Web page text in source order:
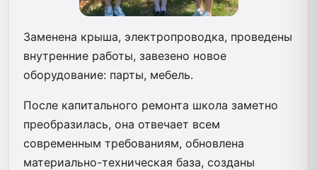
Заменена крыша, электропроводка, проведены
внутренние работы, завезено новое
оборудование: парты, мебель.
После капитального ремонта школа заметно
преобразилась, она отвечает всем
современным требованиям, обновлена
материально-техническая база, созданы